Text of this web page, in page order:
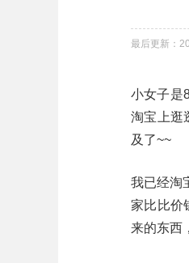
最后更新：
小女子是
淘宝上逛
及了~~
我已经淘
家比比价
来的东西